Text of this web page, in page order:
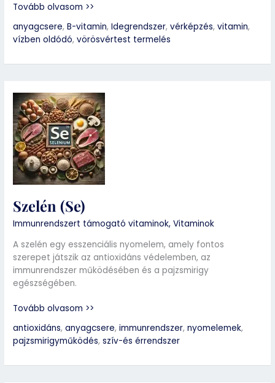
Tovább olvasom >>
anyagcsere,B-vitamin,Idegrendszer,vérképzés,vitamin,
vízben oldódó,vörösvértest termelés
Szelén (Se)
Immunrendszert támogató vitaminok,Vitaminok
A szelén egy esszenciális nyomelem, amely fontos
szerepet játszik az antioxidáns védelemben, az
immunrendszer működésében és a pajzsmirigy
egészségében.
Szelén
(Se)
Tovább olvasom >>
antioxidáns,anyagcsere,immunrendszer,nyomelemek,
pajzsmirigyműködés,szív-és érrendszer